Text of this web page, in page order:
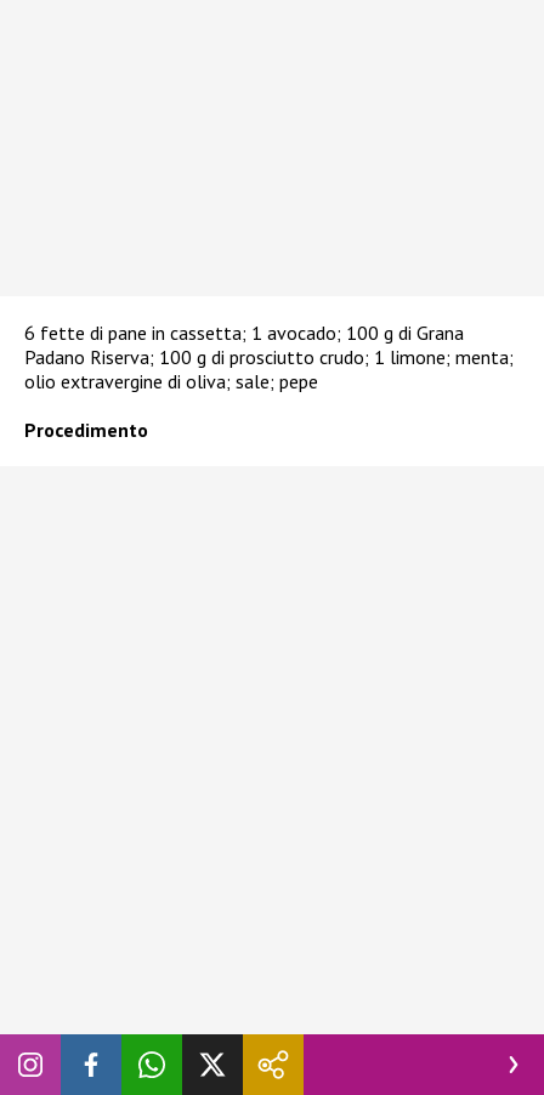
6 fette di pane in cassetta; 1 avocado; 100 g di Grana
Padano Riserva; 100 g di prosciutto crudo; 1 limone; menta;
olio extravergine di oliva; sale; pepe
Procedimento